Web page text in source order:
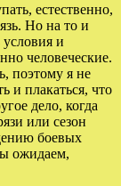
естественно,
Но на то и
условия и
человеческие.
поэтому я не
и плакаться, что
дело, когда
или сезон
боевых
ожидаем,